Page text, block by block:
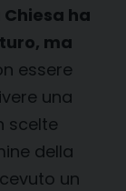
ha
ma
essere
una
scelte
della
un